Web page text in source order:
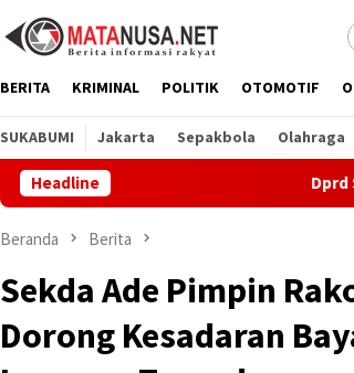
BERITA KRIMINAL POLITIK OTOMOTIF
SUKABUMI Jakarta Sepakbola Olahraga
Headline Dprd Sukabumi
Beranda Berita
Sekda Ade Pimpin
Dorong Kesadaran